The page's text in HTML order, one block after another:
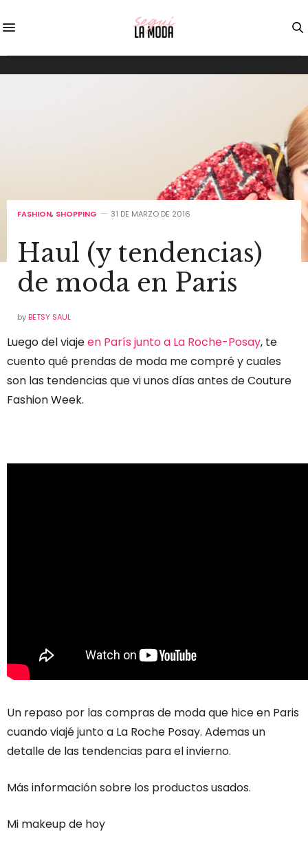
FASHION, SHOPPING 31 DE MARZO DE 2016
Haul (y tendencias)
de moda en Paris
by BETSY SAUL
Luego del viajeen París junto a La Roche-Posay, te
cuento qué prendas de moda me compré y cuales
son las tendencias que vi unos días antes de Couture
Fashion Week.
Un repaso por las compras de moda que hice en Paris
cuando viajé junto a La Roche Posay. Ademas un
detalle de las tendencias para el invierno.
Más información sobre los productos usados.
Mi makeup de hoy